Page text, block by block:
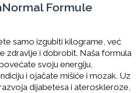
Formule
samo izgubiti kilograme, već
zdravlje i dobrobit. Naša formula
svoju energiju,
i ojačate mišiće i mozak. Uz
dijabetesa i ateroskleroze,